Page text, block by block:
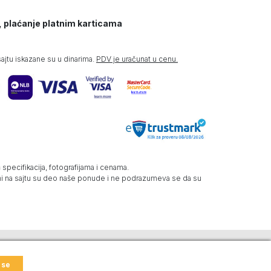
plaćanje platnim karticama
iskazane su u dinarima. PDV je uračunat u cenu.
fotografijama i cenama.
sajtu su deo naše ponude i ne podrazumeva se da su